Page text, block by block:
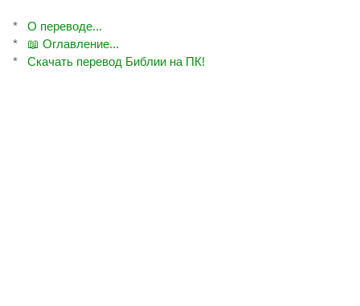
*
О переводе...
*
📖 Оглавление...
*
Скачать перевод Библии на ПК!